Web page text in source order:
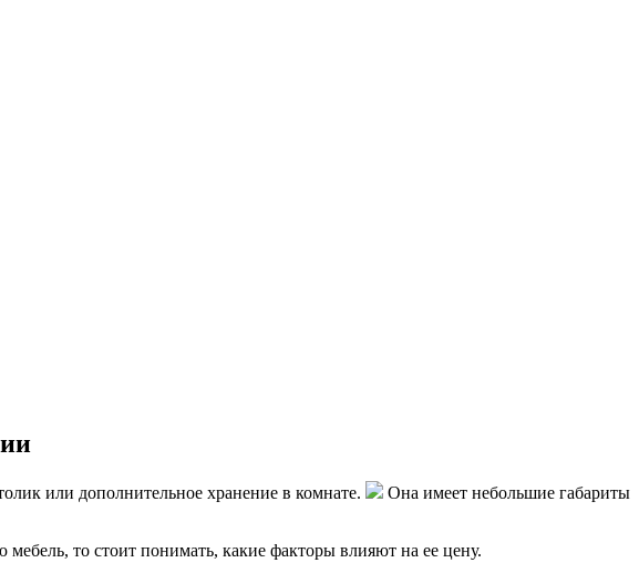
или дополнительное хранение в комнате.
Она имеет небольшие габариты
то стоит понимать, какие факторы влияют на ее цену.